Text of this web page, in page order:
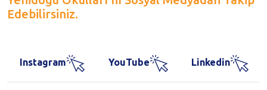
Edebilirsiniz.
Instagram YouTube Linkedin